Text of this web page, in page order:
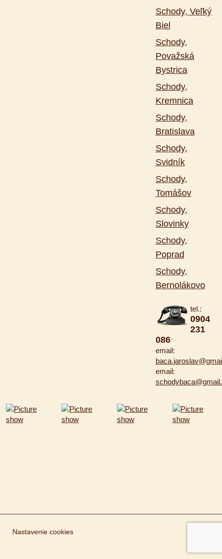
Schody, Veľký
Biel
Schody,
Považská
Bystrica
Schody,
Kremnica
Schody,
Bratislava
Schody,
Svidník
Schody,
Tomášov
Schody,
Slovinky
Schody,
Poprad
Schody,
Bernolákovo
tel.:
0904
231
086
email:
email:
Nastavenie cookies